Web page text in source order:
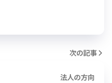
次の記事
法人の方向